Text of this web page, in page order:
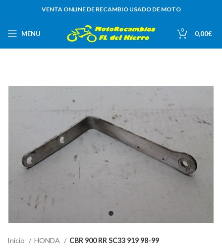
VENTA ONLINE DE RECAMBIO USADO DE MOTO
MENU 0 0,00€
Inicio HONDA CBR 900 RR SC33 919 98-99